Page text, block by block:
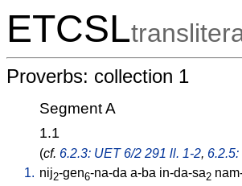
ETCSL
Proverbs: collection 1
Segment A
1.1
(cf. 6.2.3: UET 6/2 291 ll. 1-2,
1. nij2-gen6-na-da a-ba in-da-sa2